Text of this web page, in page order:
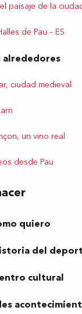
paisaje de la
de Pau – ES
alrededores
ciudad medieval
un vino real
desde Pau
quiero
del
cultural
de Arles)
de
los
puerto
de los
de
Pirineos
Oloron-
del Béarn
del
en el
hasta la